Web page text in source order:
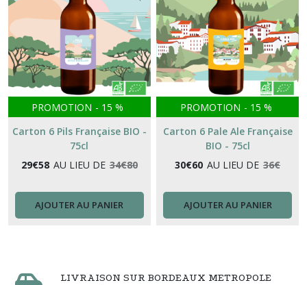
PROMOTION - 15 %
Carton 6 Pils Française BIO -
75cl
29€58 AU LIEU DE 34€80
AJOUTER AU PANIER
PROMOTION - 15 %
Carton 6 Pale Ale Française
BIO - 75cl
30€60 AU LIEU DE 36€
AJOUTER AU PANIER
LIVRAISON SUR BORDEAUX METROPOLE